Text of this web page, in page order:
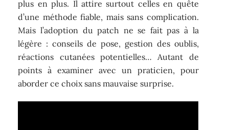
plus en plus. Il attire surtout celles en quête
d’une méthode fiable, mais sans complication.
Mais l’adoption du patch ne se fait pas à la
légère : conseils de pose, gestion des oublis,
réactions cutanées potentielles… Autant de
points à examiner avec un praticien, pour
aborder ce choix sans mauvaise surprise.